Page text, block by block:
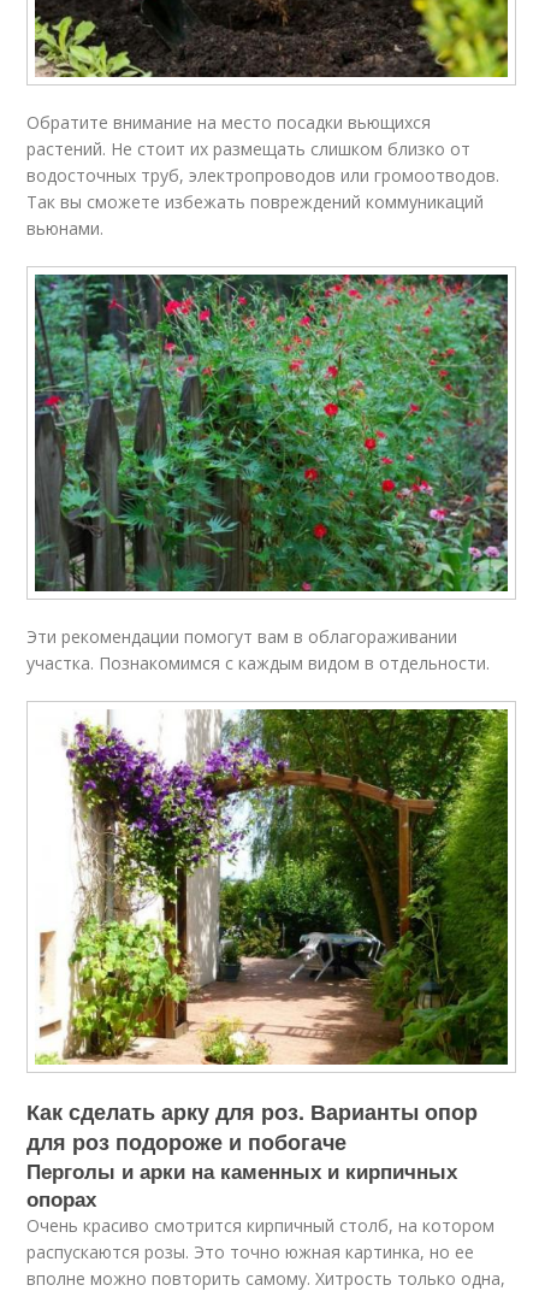
Обратите внимание на место посадки вьющихся
растений. Не стоит их размещать слишком близко от
водосточных труб, электропроводов или громоотводов.
Так вы сможете избежать повреждений коммуникаций
вьюнами.
Эти рекомендации помогут вам в облагораживании
участка. Познакомимся с каждым видом в отдельности.
Как сделать арку для роз. Варианты опор
для роз подороже и побогаче
Перголы и арки на каменных и кирпичных
опорах
Очень красиво смотрится кирпичный столб, на котором
распускаются розы. Это точно южная картинка, но ее
вполне можно повторить самому. Хитрость только одна,